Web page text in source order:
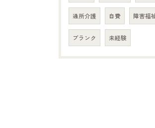
通所介護 自費 障害福
ブランク 未経験